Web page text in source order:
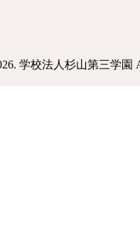
学校法人杉山第三学園